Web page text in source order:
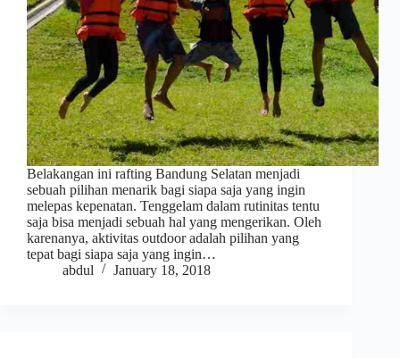
Belakangan ini rafting Bandung Selatan menjadi
sebuah pilihan menarik bagi siapa saja yang ingin
melepas kepenatan. Tenggelam dalam rutinitas tentu
saja bisa menjadi sebuah hal yang mengerikan. Oleh
karenanya, aktivitas outdoor adalah pilihan yang
tepat bagi siapa saja yang ingin…
abdul
January 18, 2018